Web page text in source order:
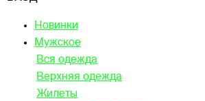
Новинки
Мужское
Вся одежда
Верхняя одежда
Жилеты